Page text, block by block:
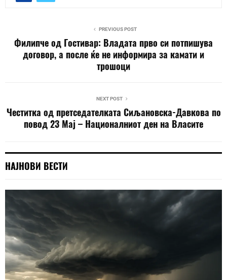
PREVIOUS POST
Филипче од Гостивар: Владата прво си потпишува
договор, а после ќе не информира за камати и
трошоци
NEXT POST
Честитка од претседателката Сиљановска-Давкова по
повод 23 Мај – Националниот ден на Власите
НАЈНОВИ ВЕСТИ